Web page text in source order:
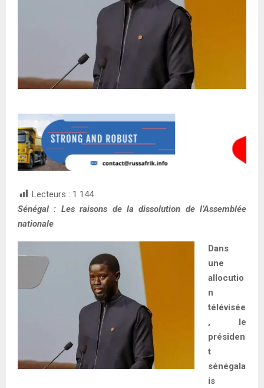
Lecteurs : 1 144
Sénégal : Les raisons de la dissolution de l’Assemblée
nationale
Dans
une
allocutio
n
télévisée
, le
présiden
t
sénégala
is